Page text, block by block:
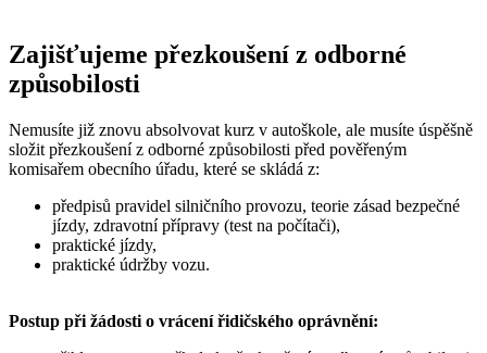
Zajišťujeme přezkoušení z odborné
způsobilosti
Nemusíte již znovu absolvovat kurz v autoškole, ale musíte úspěšně
složit přezkoušení z odborné způsobilosti před pověřeným
komisařem obecního úřadu, které se skládá z:
předpisů pravidel silničního provozu, teorie zásad bezpečné
jízdy, zdravotní přípravy (test na počítači),
praktické jízdy,
praktické údržby vozu.
Postup při žádosti o vrácení řidičského oprávnění: